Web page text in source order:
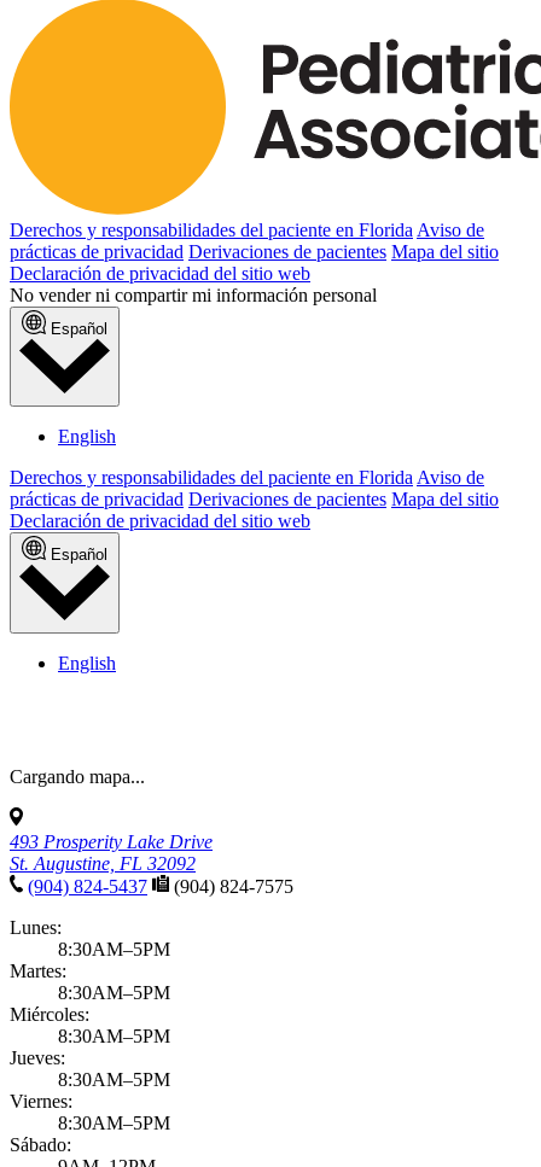
Derechos y responsabilidades del paciente en Florida Aviso de
prácticas de privacidad Derivaciones de pacientes Mapa del sitio
Declaración de privacidad del sitio web
No vender ni compartir mi información personal
Español
English
Derechos y responsabilidades del paciente en FloridaAviso de
prácticas de privacidad Derivaciones de pacientes Mapa del sitio
Declaración de privacidad del sitio web
Español
English
Cargando mapa...
493 Prosperity Lake Drive
St. Augustine, FL 32092
(904) 824-5437
(904) 824-7575
Lunes:
8:30AM–5PM
Martes:
8:30AM–5PM
Miércoles:
8:30AM–5PM
Jueves:
8:30AM–5PM
Viernes:
8:30AM–5PM
Sábado: